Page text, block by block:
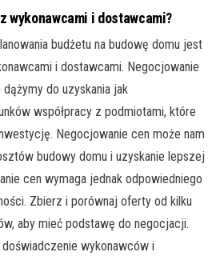
wykonawcami i dostawcami?
budżetu na budowę domu jest
i dostawcami. Negocjowanie
do uzyskania jak
współpracy z podmiotami, które
Negocjowanie cen może nam
budowy domu i uzyskanie lepszej
cen wymaga jednak odpowiedniego
Zbierz i porównaj oferty od kilku
aby mieć podstawę do negocjacji.
wykonawców i